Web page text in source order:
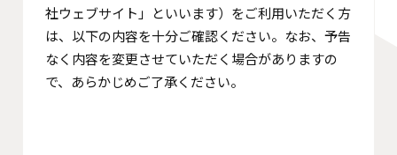
会社案内
ご挨拶
社ウェブサイト」といいます）をご利用いただく方
は、以下の内容を十分ご確認ください。なお、予告
なく内容を変更させていただく場合がありますの
で、あらかじめご了承ください。